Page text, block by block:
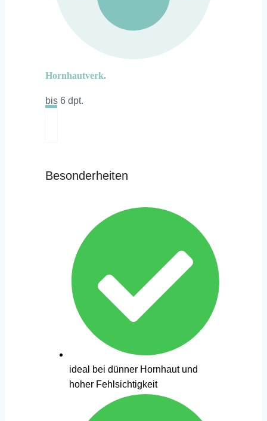
Hornhautverk.
bis 6 dpt.
Besonderheiten
ideal bei dünner Hornhaut und
hoher Fehlsichtigkeit